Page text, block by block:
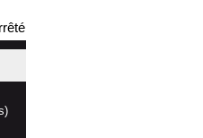
les autorités coloniales (mis à